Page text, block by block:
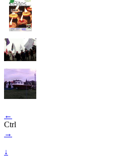
←
Ctrl
→
↓